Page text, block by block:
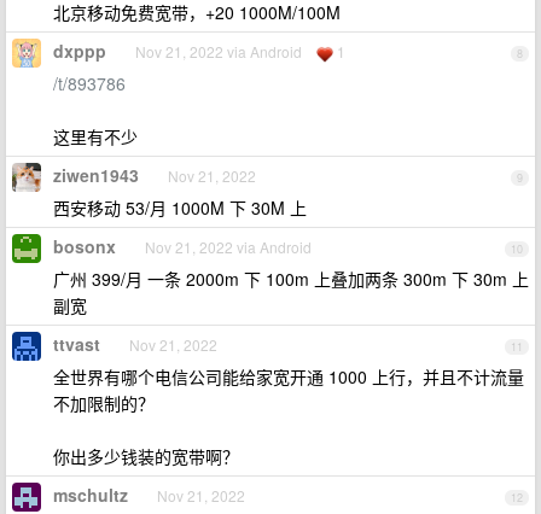
北京移动免费宽带，+20 1000M/100M
8
dxppp Nov 21, 2022 via Android 1
/t/893786
这里有不少
9
ziwen1943 Nov 21, 2022
西安移动 53/月 1000M 下 30M 上
10
bosonx Nov 21, 2022 via Android
广州 399/月 一条 2000m 下 100m 上叠加两条 300m 下 30m 上
副宽
11
ttvast Nov 21, 2022
全世界有哪个电信公司能给家宽开通 1000 上行，并且不计流量
不加限制的？
你出多少钱装的宽带啊？
12
mschultz Nov 21, 2022